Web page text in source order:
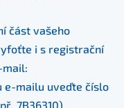
část vašeho
i s registrační
mail:
e-mailu uveďte číslo
7B36310).